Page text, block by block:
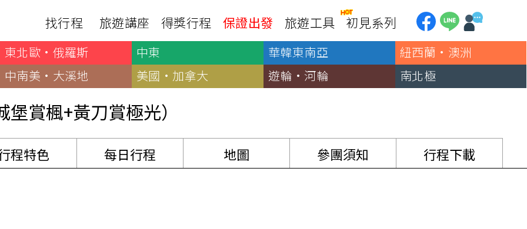
找行程
本
溪
南紀熊野古道
四國
北陸
旅館
道
🍁北關東
‧谷川
🍁四國山陽
非洲
中非９國
西非１８國
南非６國＋香草５國
印度洋香草５國
動物大遷徙
馬達加斯加
模里西斯
加東賞楓
美國
美西國家公園
旅遊講座 得獎行程 保證出發 旅遊工具
載
務確認單
照切結書
卡單
遊定型化契約
外旅遊定型化契約
遊定型化契約
出國資訊
護照申辦
全球天氣
各國電壓
銀行優惠
第一銀行刷卡回饋
中國信託3期/6期
初見系列
東北歐·俄羅斯 中東 華韓東南亞
紐西蘭·澳洲
中南美·大溪地
美國·加拿大 遊輪·河輪 南北極
賞楓+黃刀賞極光）
行程下載
參團須知
地圖
每日行程
程特色